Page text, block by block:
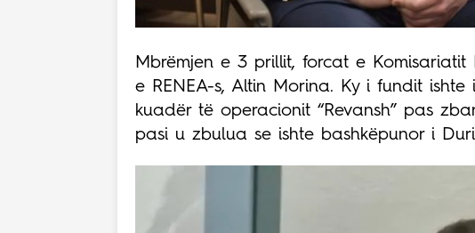
Mbrëmjen e 3 prillit, forcat e
e RENEA-s, Altin Morina. Ky i fundit
kuadër të operacionit “Revansh” pas
pasi u zbulua se ishte bashkëpunor i